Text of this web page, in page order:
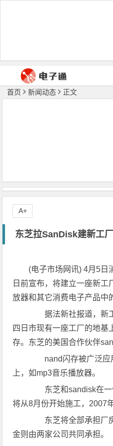
首页 新闻动态 正文
东芝拉SanDisk建新工
(电子市场网讯) 4月5日
日前宣布，将建立一座新
放器和其它消费电子产品中
据法新社报道，新
四日市现有一座工厂的地基
存。东芝的美国合作伙伴
nand闪存被广泛应
上，如mp3音乐播放器。
东芝和sandisk在一
将从8月份开始施工，2007
东芝将全部承担厂
金则由两家公司共同承担。
A+